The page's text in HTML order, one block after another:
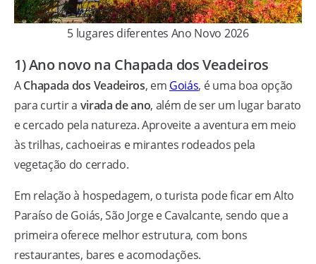
5 lugares diferentes Ano Novo 2026
1) Ano novo na Chapada dos Veadeiros
AChapada dos Veadeiros, em Goiás, é uma boa opção
para curtir a virada de ano, além de ser um lugar barato
e cercado pela natureza. Aproveite a aventura em meio
às trilhas, cachoeiras e mirantes rodeados pela
vegetação do cerrado.
Em relação à hospedagem, o turista pode ficar em Alto
Paraíso de Goiás, São Jorge e Cavalcante, sendo que a
primeira oferece melhor estrutura, com bons
restaurantes, bares e acomodações.